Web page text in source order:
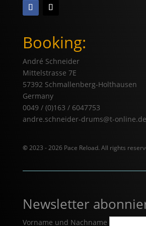
Booking:
André Schneider
Mittelstrasse 7E
57392 Schmallenberg-Holthausen
Germany
0049 / (0)163 / 6047753
andre.schneider-drums@t-online.de
©2023 - 2026 Pace Reload. All rights
Newsletter
Vorname und Nachname